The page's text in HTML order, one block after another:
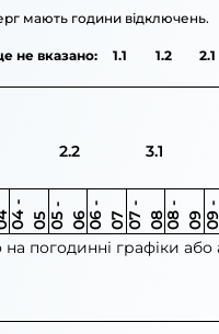
мають години відключень.
не вказано: 1.1 1.2 2.1
2.2 3.1
0 4
-
0 5 0 5
-
0 6 0 6
-
0 7 0 7
-
0 8 0 8
-
0 9 0
9
-
1
на погодинні графіки